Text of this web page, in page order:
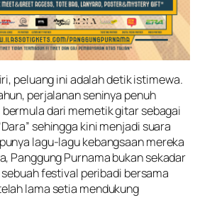
peluang ini adalah detik istimewa.
perjalanan seninya penuh
dari memetik gitar sebagai
sehingga kini menjadi suara
lagu-lagu kebangsaan mereka
Panggung Purnama bukan sekadar
festival peribadi bersama
lama setia mendukung